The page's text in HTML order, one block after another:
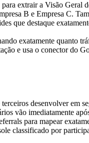
extrair a Visão Geral
B e Empresa C.
que destaque
exatamente quanto
e usa o conector do
desenvolver em
vão imediatamente
para mapear